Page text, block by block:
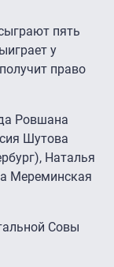
пять
у
право
Ровшана
Шутова
Наталья
Мереминская
Совы